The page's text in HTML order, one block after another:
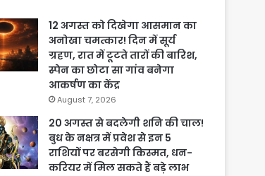
12 अगस्त को दिखेगा आसमान का
अनोखा चमत्कार! दिन में सूर्य
ग्रहण, रात में टूटते तारों की बारिश,
स्पेन का छोटा सा गांव बनेगा
आकर्षण का केंद्र
August 7, 2026
20 अगस्त से बदलेगी शनि की चाल!
बुध के नक्षत्र में प्रवेश से इन 5
राशियों पर बरसेगी किस्मत, धन-
करियर में मिल सकते हैं बड़े लाभ